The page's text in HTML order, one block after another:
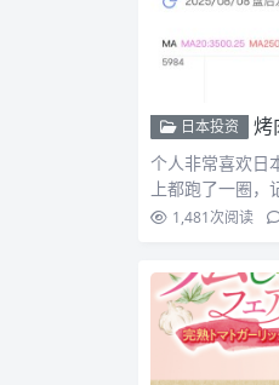
日本投资 烤
个人非常喜欢日
上都跑了一圈
百，但是在日本
1,481次阅读